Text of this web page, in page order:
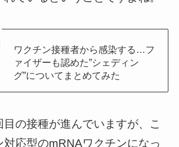
ワクチン接種者から感染する…フ
ァイザーも認めた”シェディン
グ”についてまとめてみた
の接種が進んでいますが、こ
対応型のmRNAワクチンになっ